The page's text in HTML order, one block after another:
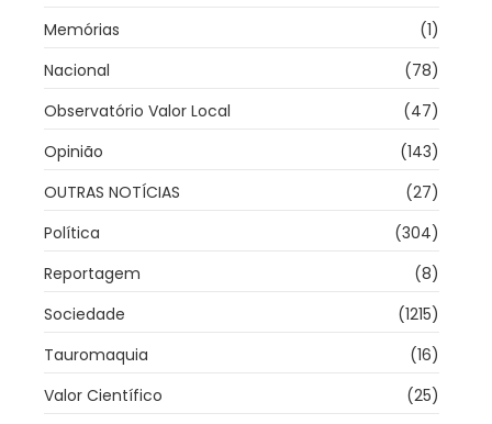
Memórias
(1)
Nacional
(78)
Observatório Valor Local
(47)
Opinião
(143)
OUTRAS NOTÍCIAS
(27)
Política
(304)
Reportagem
(8)
Sociedade
(1215)
Tauromaquia
(16)
Valor Científico
(25)